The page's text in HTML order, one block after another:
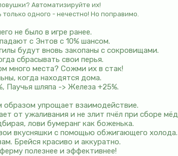
Автоматизируйте их!
одного - нечестно! Но поправимо.
не было в игре ранее.
с Энтов с 10% шансом.
будут вновь закопаны с сокровищами.
сбрасывать свои перья.
много места? Сожми их в стак!
когда находятся дома.
Паучья шляпа -> Железа +25%.
упрощает взаимодействие.
от ужаливания и не злит пчёл при сборе
лови бумеранг как боженька.
вкусняшки с помощью обжигающего холода.
Брейся красиво и аккуратно.
полезнее и эффективнее!